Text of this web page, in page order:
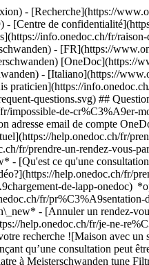
- [Recherche](https://
- [Centre de
info.onedoc.ch/fr/
- [FR](https://
- [Italiano](https://
praticien](https://
questions.svg) ##
impossible-de-
adresse email de compte
help.onedoc.ch/fr/
fr/prendre-un-rendez-
- [Qu'est ce qu'une
help.onedoc.ch/fr/
de-lapp-onedoc)
fr/